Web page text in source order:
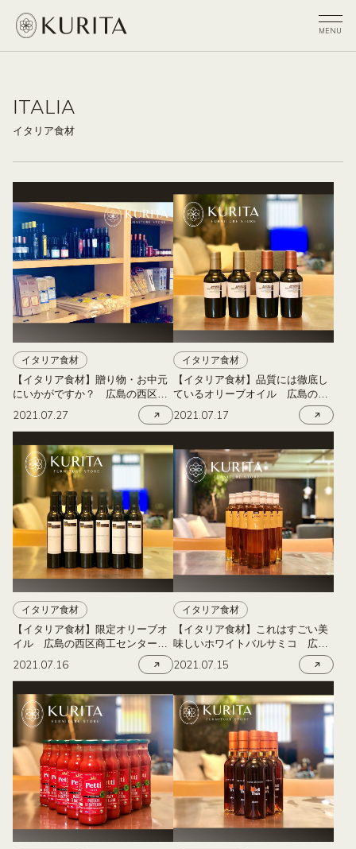
ITALIA
イタリア食材
イタリア食材
【イタリア食材】贈り物・お中元
にいかがですか？ 広島の西区商
工センターにある栗田家具
2021.07.27
イタリア食材
【イタリア食材】品質には徹底し
ているオリーブオイル 広島の西
区商工センターにある栗田家具
2021.07.17
イタリア食材
【イタリア食材】限定オリーブオ
イル 広島の西区商工センターに
ある栗田家具
2021.07.16
イタリア食材
【イタリア食材】これはすごい美
味しいホワイトバルサミコ 広島
の西区商工センターにある栗田家
具
2021.07.15